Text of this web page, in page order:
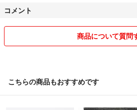
当店に出品されているすべての商品は、古物
【その他】
他にも素敵な商品を沢山出品しております。
ション等です。
古物商許可証：第542762400800号
適格請求書発行可能ですのでお求めの方は
コメント
商品について質問
こちらの商品もおすすめです